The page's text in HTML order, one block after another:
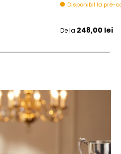
Disponibil la pre-
Pret initial
De la 248,00 lei